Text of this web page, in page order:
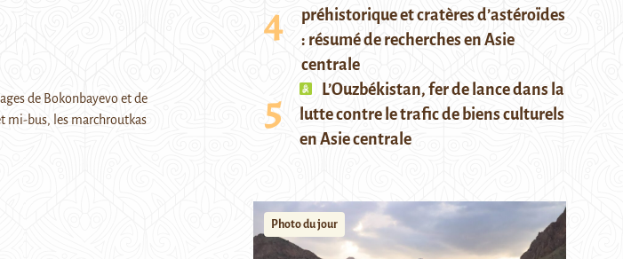
de Bokonbayevo et de
mi-bus, les marchroutkas
préhistorique et cratères d’astéroïdes
: résumé de recherches en Asie
centrale
L’Ouzbékistan, fer de lance dans la
lutte contre le trafic de biens culturels
en Asie centrale
Photo du jour